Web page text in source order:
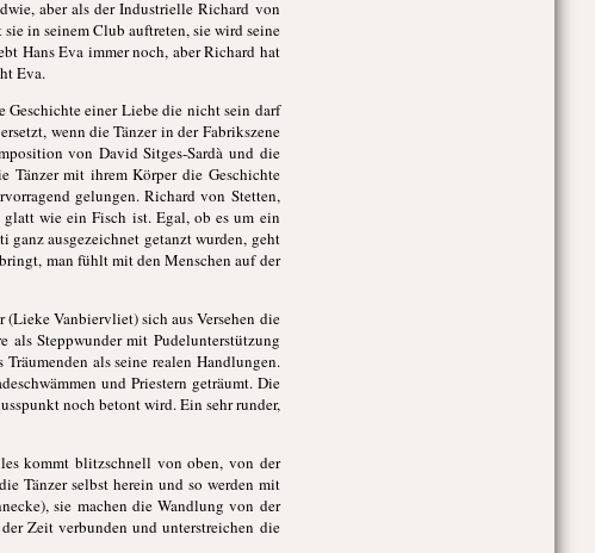
aber als der Industrielle Richard von
in seinem Club auftreten, sie wird seine
Hans Eva immer noch, aber Richard hat
Eva.
einer Liebe die nicht sein darf
wenn die Tänzer in der Fabrikszene
von David Sitges-Sardà und die
Tänzer mit ihrem Körper die Geschichte
gelungen. Richard von Stetten,
wie ein Fisch ist. Egal, ob es um ein
ganz ausgezeichnet getanzt wurden, geht
man fühlt mit den Menschen auf der
Vanbiervliet) sich aus Versehen die
als Steppwunder mit Pudelunterstützung
als seine realen Handlungen.
und Priestern geträumt. Die
noch betont wird. Ein sehr runder,
kommt blitzschnell von oben, von der
Tänzer selbst herein und so werden mit
sie machen die Wandlung von der
Zeit verbunden und unterstreichen die